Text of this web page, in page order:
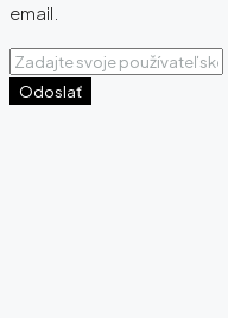
email.
Odoslať